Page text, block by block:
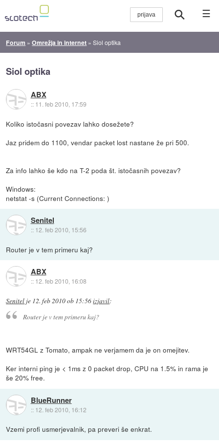
☰
Forum »Omrežja in internet »Siol optika
Siol optika
ABX
:: 11. feb 2010, 17:59
Koliko istočasni povezav lahko dosežete?
Jaz pridem do 1100, vendar packet lost nastane že pri 500.
Za info lahko še kdo na T-2 poda št. istočasnih povezav?
Windows:
netstat -s (Current Connections: )
Senitel
:: 12. feb 2010, 15:56
Router je v tem primeru kaj?
ABX
:: 12. feb 2010, 16:08
Senitel je 12. feb 2010 ob 15:56izjavil:
Router je v tem primeru kaj?
WRT54GL z Tomato, ampak ne verjamem da je on omejitev.
Ker interni ping je < 1ms z 0 packet drop, CPU na 1.5% in rama je
še 20% free.
BlueRunner
:: 12. feb 2010, 16:12
Vzemi profi usmerjevalnik, pa preveri še enkrat.